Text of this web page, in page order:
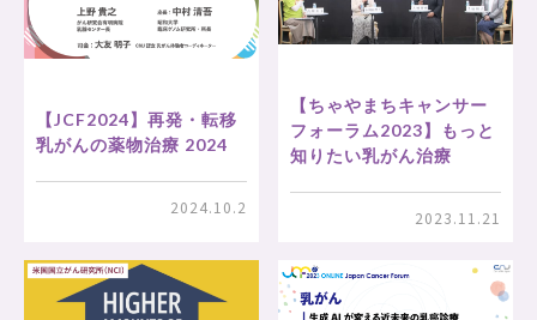
【JCF2024】再発・転移
乳がんの薬物治療 2024
2024.10.2
【ちゃやまちキャンサー
フォーラム2023】もっと
知りたい乳がん治療
2023.11.21